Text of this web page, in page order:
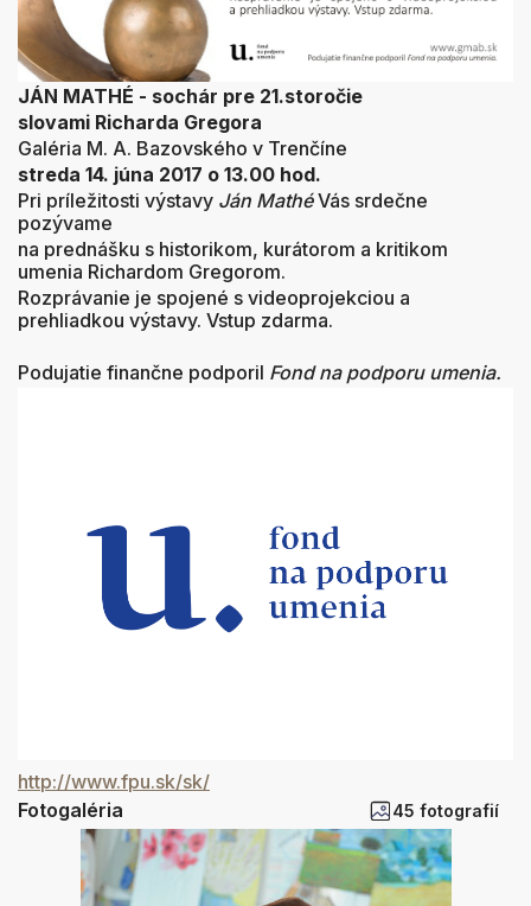
JÁN MATHÉ - sochár pre 21.storočie
slovami Richarda Gregora
Galéria M. A. Bazovského v Trenčíne
streda 14. júna 2017 o 13.00 hod.
Pri príležitosti výstavy Ján MathéVás srdečne
pozývame
na prednášku s historikom, kurátorom a kritikom
umenia Richardom Gregorom.
Rozprávanie je spojené s videoprojekciou a
prehliadkou výstavy. Vstup zdarma.
Podujatie finančne podporil Fond na podporu umenia.
http://www.fpu.sk/sk/
Fotogaléria
45 fotografií